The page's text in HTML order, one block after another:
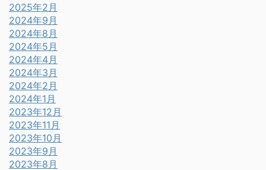
2025年2月
2024年9月
2024年8月
2024年5月
2024年4月
2024年3月
2024年2月
2024年1月
2023年12月
2023年11月
2023年10月
2023年9月
2023年8月